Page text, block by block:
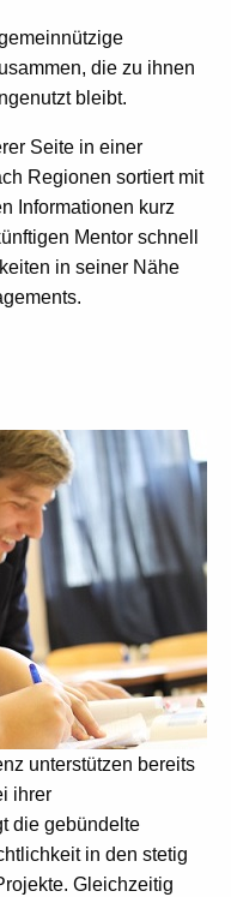
die zu ihnen
bleibt.
Seite in einer
Regionen sortiert mit
Informationen kurz
Mentor schnell
in seiner Nähe
unterstützen bereits
ihrer
die gebündelte
in den stetig
Gleichzeitig